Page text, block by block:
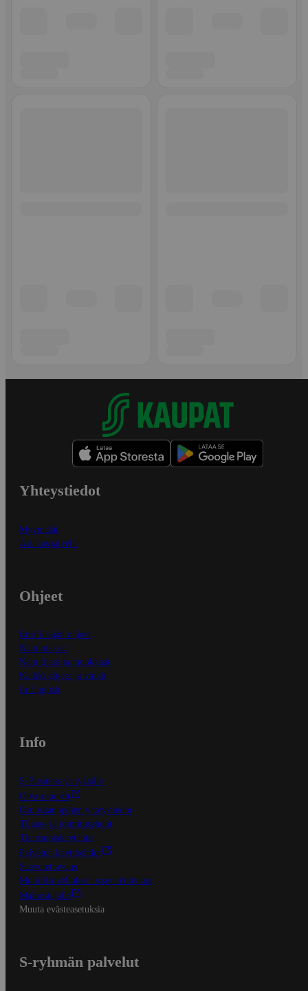
Yhteystiedot
Myymälät
Asiakaspalvelu
Ohjeet
Ensitilaajan ohjeet
Näin maksat
Näin tilaat ja muokkaat
Kaikki ohjeet ja vinkit
In English
Info
S-Business yrityksille
Oiva-raportit
Osuuskauppojen yhteystiedot
Tilaus- ja toimitusehdot
Tietosuojakäytäntö
Palvelun käyttöehdot
Saavutettavuus
Mobiilisovelluksen saavutettavuus
Mainostajalle
Muuta evästeasetuksia
S-ryhmän palvelut